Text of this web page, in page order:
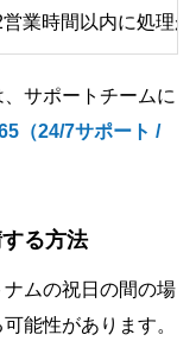
営業時間以内に処理
サポートチームに
（24/7サポート /
る方法
ムの祝日の間の場
能性があります。